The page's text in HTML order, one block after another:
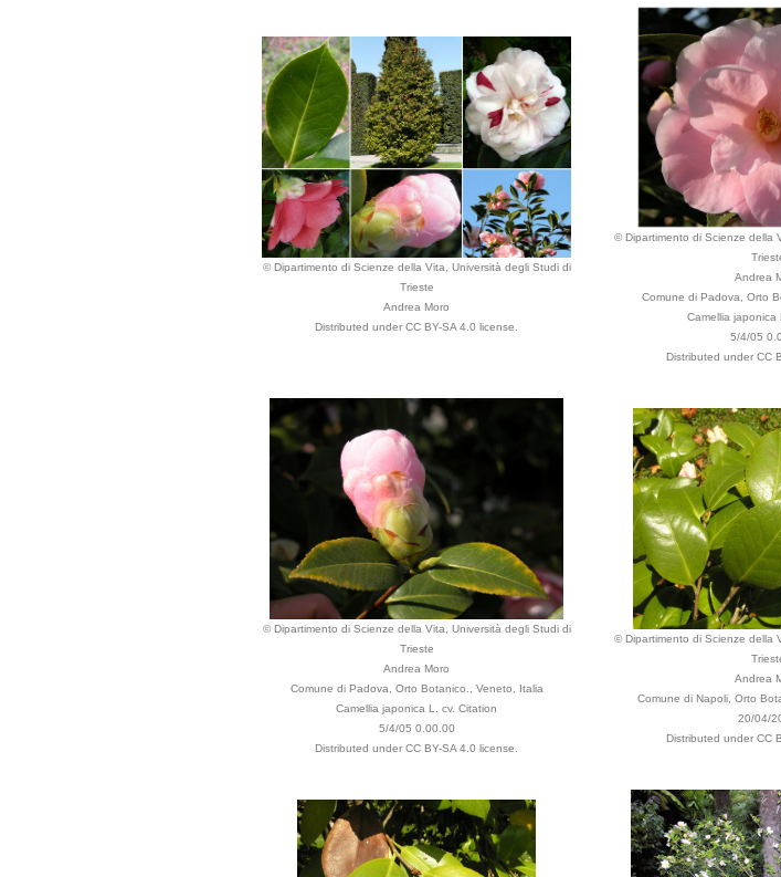
© Dipartimento di Scienze della Vita, Università degli Studi di
Trieste
Andrea Moro
Distributed under CC BY-SA 4.0 license.
© Dipartimento di Scienze della
Andrea
Comune di Padova, Orto
Camellia japonica
5/4/05
Distributed under CC
© Dipartimento di Scienze della Vita, Università degli Studi di
Trieste
Andrea Moro
Comune di Padova, Orto Botanico., Veneto, Italia
Camellia japonica L. cv. Citation
5/4/05 0.00.00
Distributed under CC BY-SA 4.0 license.
© Dipartimento di Scienze della
Andrea
Comune di Napoli, Orto
20/04/
Distributed under CC